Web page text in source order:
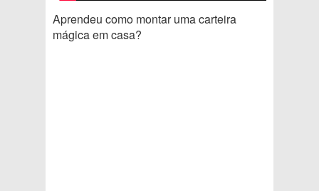
Aprendeu como montar uma carteira
mágica em casa?